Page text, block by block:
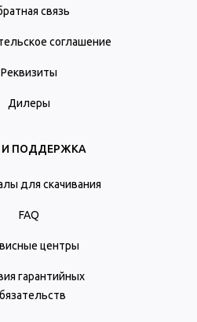
И ПОДДЕРЖКА
для скачивания
FAQ
центры
гарантийных
связь
соглашение
Реквизиты
Дилеры